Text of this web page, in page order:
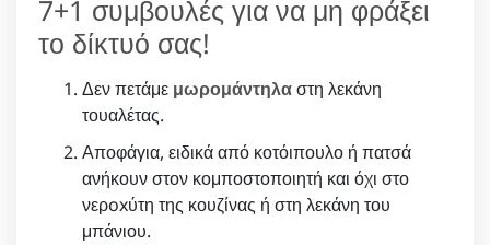
7+1 συμβουλές για να μη φράξει
το δίκτυό σας!
Δεν πετάμε μωρομάντηλαστη λεκάνη
τουαλέτας.
Αποφάγια, ειδικά από κοτόιπουλο ή πατσά
ανήκουν στον κομποστοποιητή και όχι στο
νερoxύτη της κουζίνας ή στη λεκάνη του
μπάνιου.